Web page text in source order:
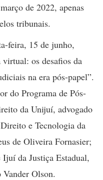
de 2022, apenas
tribunais.
feira, 15 de junho,
virtual: os desafios da
na era pós-papel”.
do Programa de Pós-
da Unijuí, advogado
e Tecnologia da
de Oliveira Fornasier;
da Justiça Estadual,
Olson.